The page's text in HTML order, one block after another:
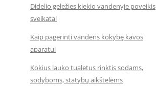
Didelio geležies kiekio vandenyje poveikis
sveikatai
Kaip pagerinti vandens kokybę kavos
aparatui
Kokius lauko tualetus rinktis sodams,
sodyboms, statybų aikštelėms